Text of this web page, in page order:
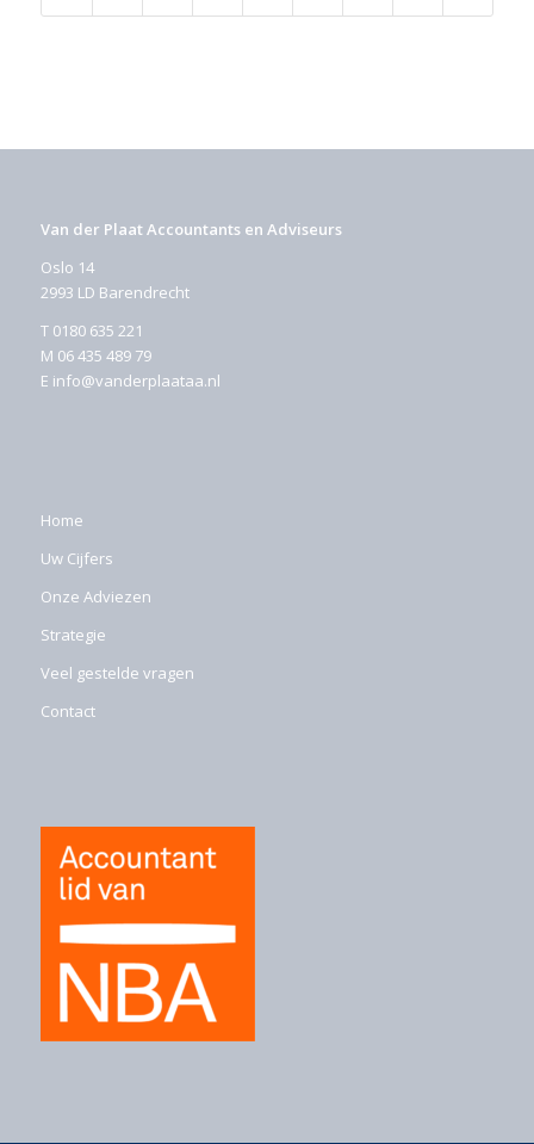
Van der Plaat Accountants en Adviseurs
Oslo 14
2993 LD Barendrecht
T 0180 635 221
M 06 435 489 79
E info@vanderplaataa.nl
Home
Uw Cijfers
Onze Adviezen
Strategie
Veel gestelde vragen
Contact